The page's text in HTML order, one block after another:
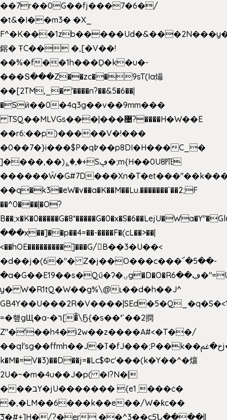
��7r��0G��fj���7�6�/
�t&�I��m3� �X_
鎔� ŦC�� �,[�V��!
��%�f��1h���Ḏ�k�u�-
���Տ���Z��zc��9sT(Ia熶
��[2TM,_� '����n?��&5�6��|
�Sӥ��0�4q3g��v��9mm���
TSQ��MLVGs���|���޴?����H�W��E
��r6:��p)�����V�!���
�0��7�}i���$P�q߈��p8DI�H���C_�
]����,��)؏�,�+Sڥ�;m{H��0U8㉐
������Ŵ�G#7D
��q�k3�eW�v��a�K��M��Lu.�������`��2;F
��^0���|�O?
���x��]��p��4=��-����F�(cL��>��|
<��hOE���������]���G/B��3�U��<
�d��j�(6�"� Z�j��O���c���՜�5��-
�a�G��E19��s�Qű�ʔ�ۍg�D�O�Rڢ��6�"=Uh����
y� W�R1tQ�W��g%\@ʟ��d�h��J^
=�헆gЩ�a-�ר[�̐\Ҕ{�s��*`��2撋
Z"�'��h4�i2w��z����A#<�T��/
��ql'sg��ffmh��J�ߠ�fJ���;P��k��خ�ﰬj��0��E8��6G���գN9?
k�M�=V�3)��D��j=�Lc$Φc'���(k�Y��^�爙
2U�~�m�4u��J�p( �I?N�|
���בY�jU������� {e1ˏ���ċ�
�,�LM��6���k��e��/W�ƙc��
͞3�#+]H�/?�er ��^3��c5Ն����||